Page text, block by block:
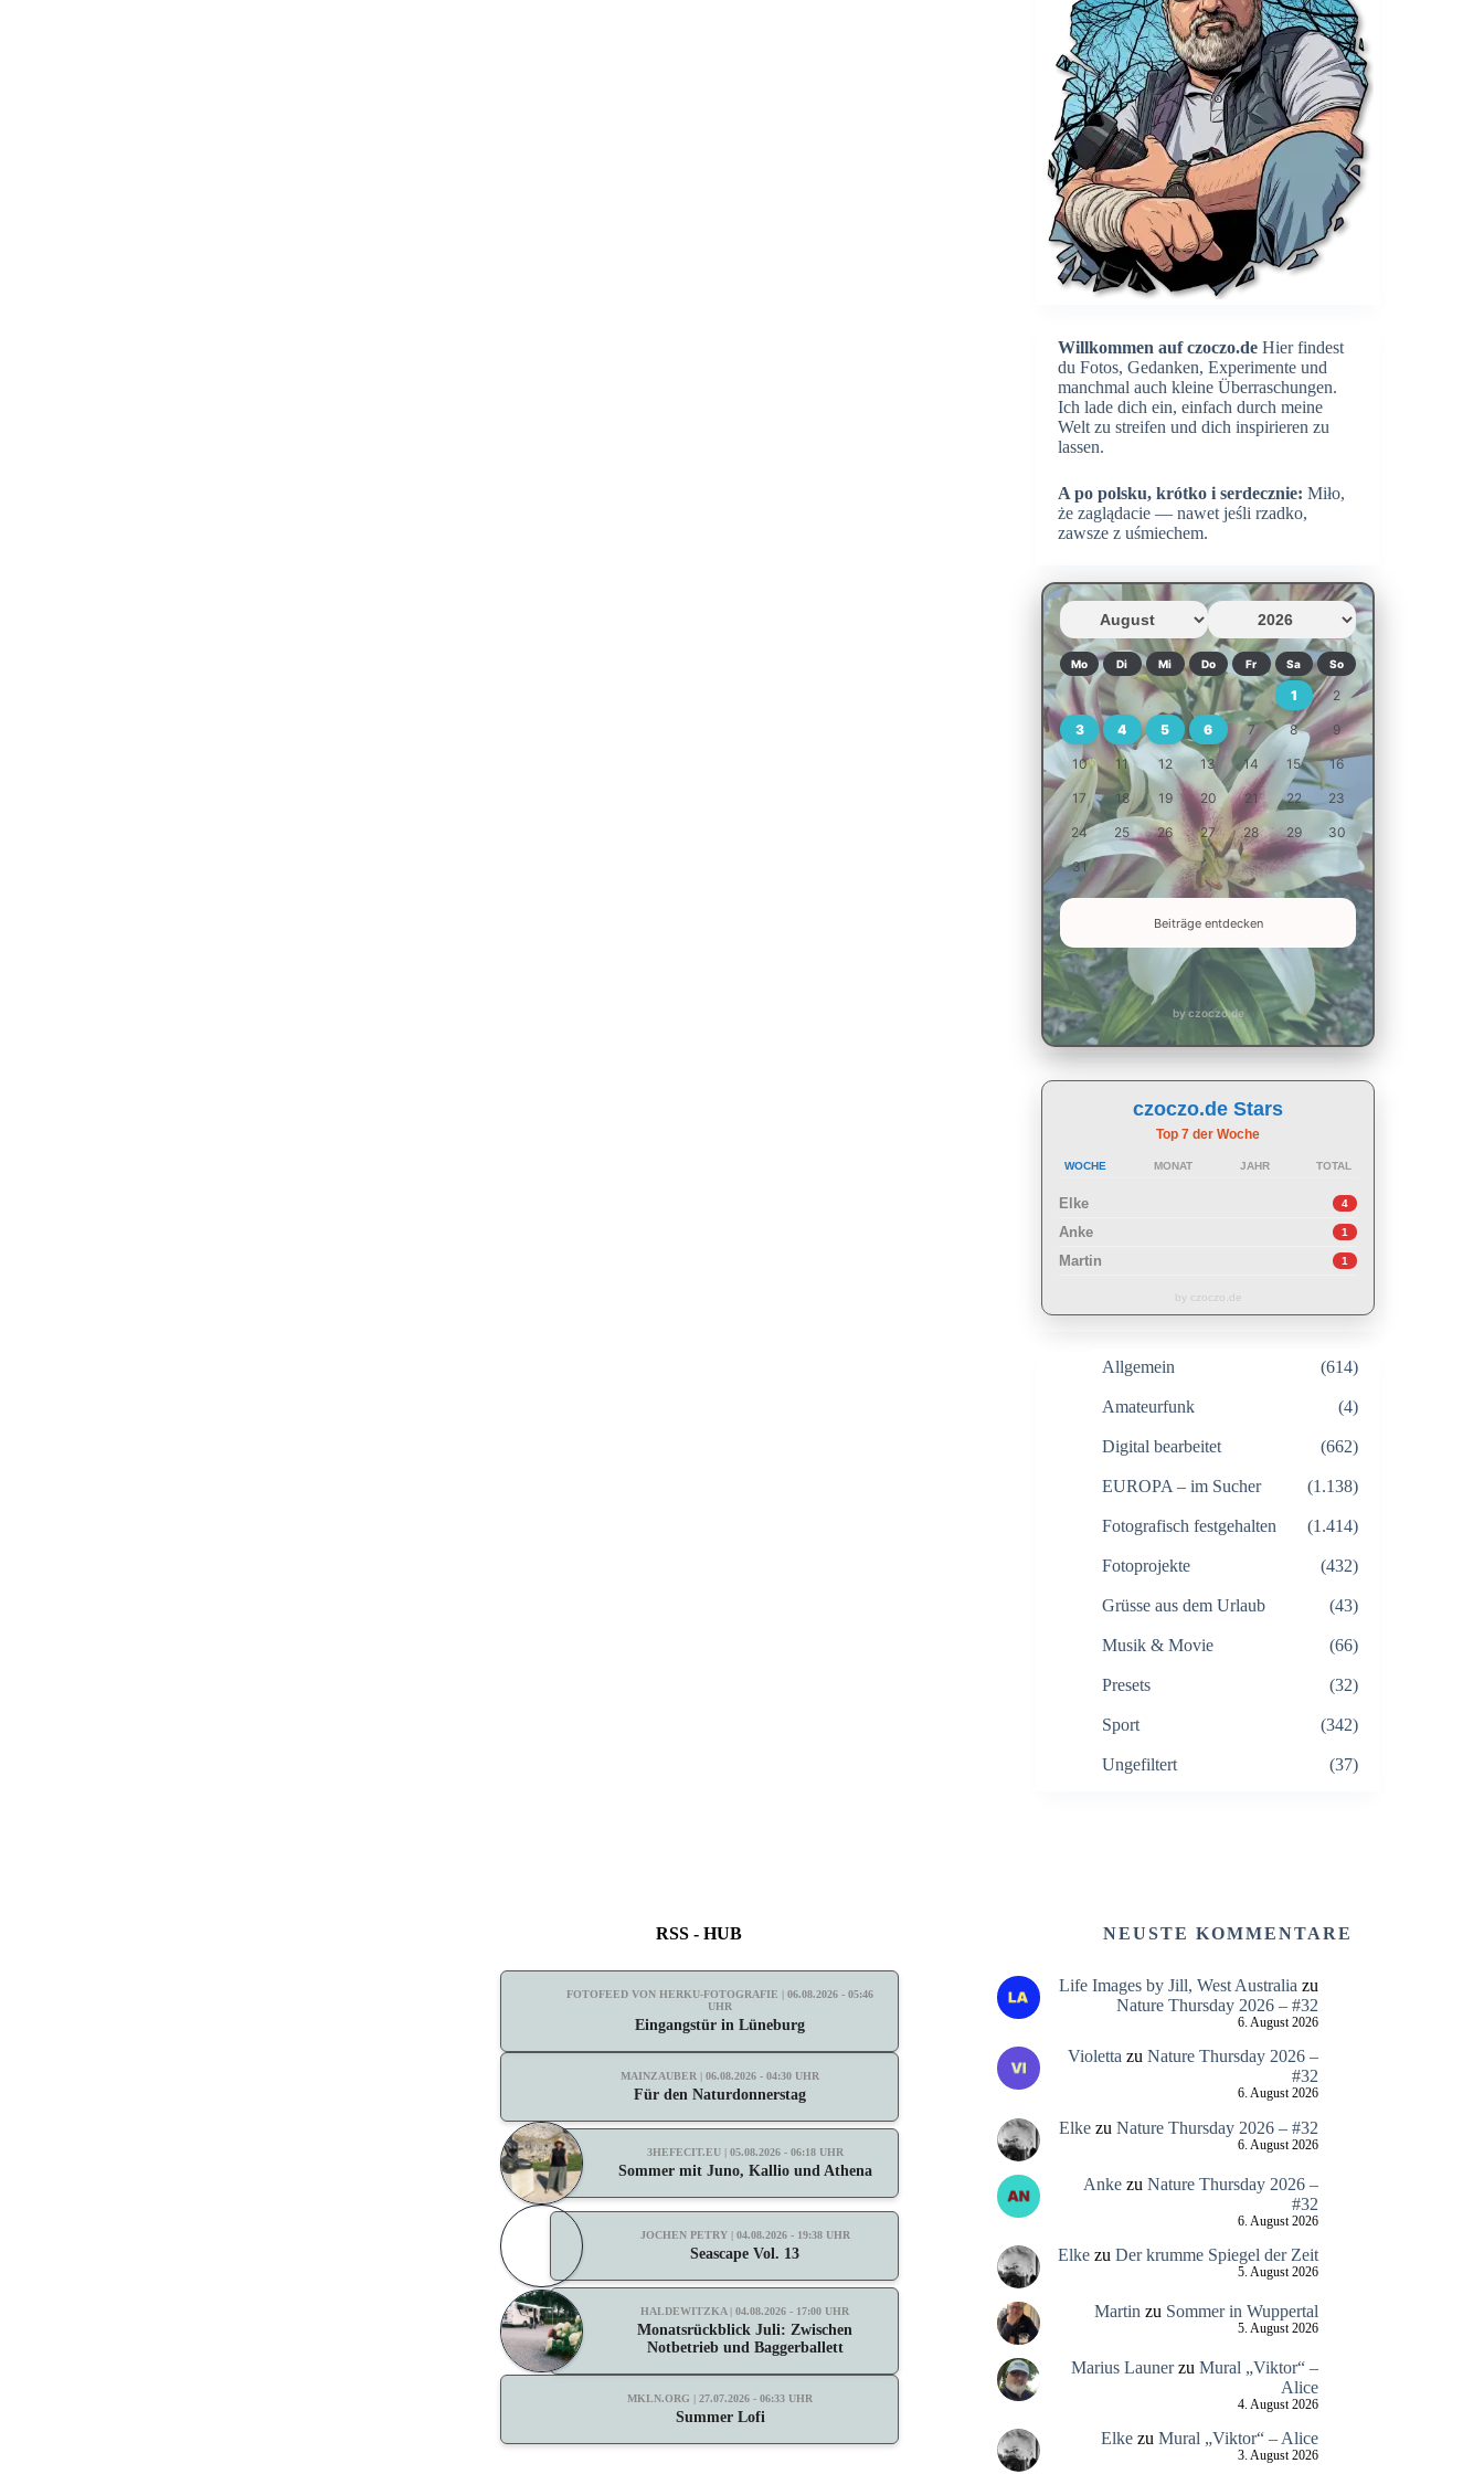
Willkommen auf czoczo.de Hier findest
du Fotos, Gedanken, Experimente und
manchmal auch kleine Überraschungen.
Ich lade dich ein, einfach durch meine
Welt zu streifen und dich inspirieren zu
lassen.
A po polsku, krótko i serdecznie: Miło,
że zaglądacie — nawet jeśli rzadko,
zawsze z uśmiechem.
Mo Di Mi Do Fr Sa So
1 2
3 4 5 6 7 8 9
10 11 12 13 14 15 16
17 18 19 20 21 22 23
24 25 26 27 28 29 30
31
Beiträge entdecken
by czoczo.de
czoczo.de Stars
Top 7 der Woche
WOCHE MONAT JAHR TOTAL
Elke 4
Anke 1
Martin 1
by czoczo.de
Allgemein (614)
Amateurfunk (4)
Digital bearbeitet (662)
EUROPA – im Sucher (1.138)
Fotografisch festgehalten (1.414)
Fotoprojekte (432)
Grüsse aus dem Urlaub (43)
Musik & Movie (66)
Presets (32)
Sport (342)
Ungefiltert (37)
RSS - HUB
FOTOFEED VON HERKU-FOTOGRAFIE | 06.08.2026 - 05:46
UHR
Eingangstür in Lüneburg
MAINZAUBER | 06.08.2026 - 04:30 UHR
Für den Naturdonnerstag
3HEFECIT.EU | 05.08.2026 - 06:18 UHR
Sommer mit Juno, Kallio und Athena
JOCHEN PETRY | 04.08.2026 - 19:38 UHR
Seascape Vol. 13
HALDEWITZKA | 04.08.2026 - 17:00 UHR
Monatsrückblick Juli: Zwischen
Notbetrieb und Baggerballett
MKLN.ORG | 27.07.2026 - 06:33 UHR
Summer Lofi
NEUSTE KOMMENTARE
Life Images by Jill, West Australia zu
Nature Thursday 2026 – #32
6. August 2026
Violetta zu Nature Thursday 2026 –
#32
6. August 2026
Elkezu Nature Thursday 2026 – #32
6. August 2026
Ankezu Nature Thursday 2026 –
#32
6. August 2026
Elkezu Der krumme Spiegel der Zeit
5. August 2026
Martin zu Sommer in Wuppertal
5. August 2026
Marius Launerzu Mural „Viktor“ –
Alice
4. August 2026
Elkezu Mural „Viktor“ – Alice
3. August 2026